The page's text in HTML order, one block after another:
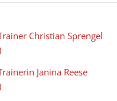
Christian Sprengel
Janina Reese